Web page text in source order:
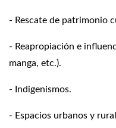
- Rescate de patrimonio
- Reapropiación e
manga, etc.).
- Indigenismos.
- Espacios urbanos y